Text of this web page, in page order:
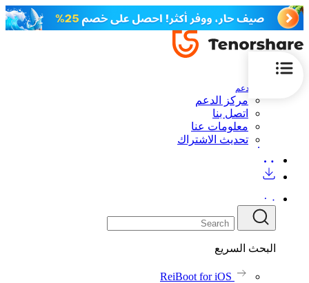
الدعم
مركز الدعم
اتصل بنا
معلومات عنا
تحديث الاشتراك
البحث السريع
ReiBoot for iOS